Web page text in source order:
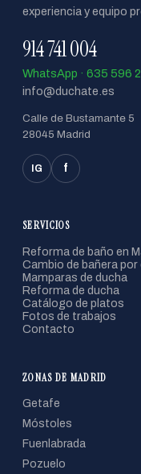
experiencia y equipo
914 741 004
WhatsApp · 635 596
info@duchate.es
Calle de Bustamante 5
28045 Madrid
IG f
SERVICIOS
Reforma de baño en
Cambio de bañera por
Mamparas de ducha
Reforma de ducha
Catálogo de platos
Fotos de trabajos
Contacto
ZONAS DE MADRID
Getafe
Móstoles
Fuenlabrada
Pozuelo